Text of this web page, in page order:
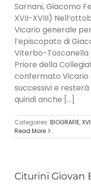
Sarnani, Giacomo
XVII-XVIII)
Vicario generale
l’episcopato di
Viterbo-Toscanella
Priore della
confermato Vicario
successivi e resterà
quindi anche [...]
Categories: BIOGRAFIE,XVII
Read More
Citurini Giovan